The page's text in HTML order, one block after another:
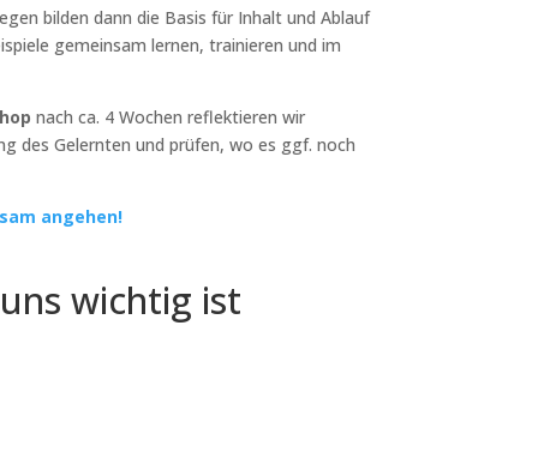
bilden dann die Basis für Inhalt und Ablauf
gemeinsam lernen, trainieren und im
nach ca. 4 Wochen reflektieren wir
des Gelernten und prüfen, wo es ggf. noch
angehen!
wichtig ist